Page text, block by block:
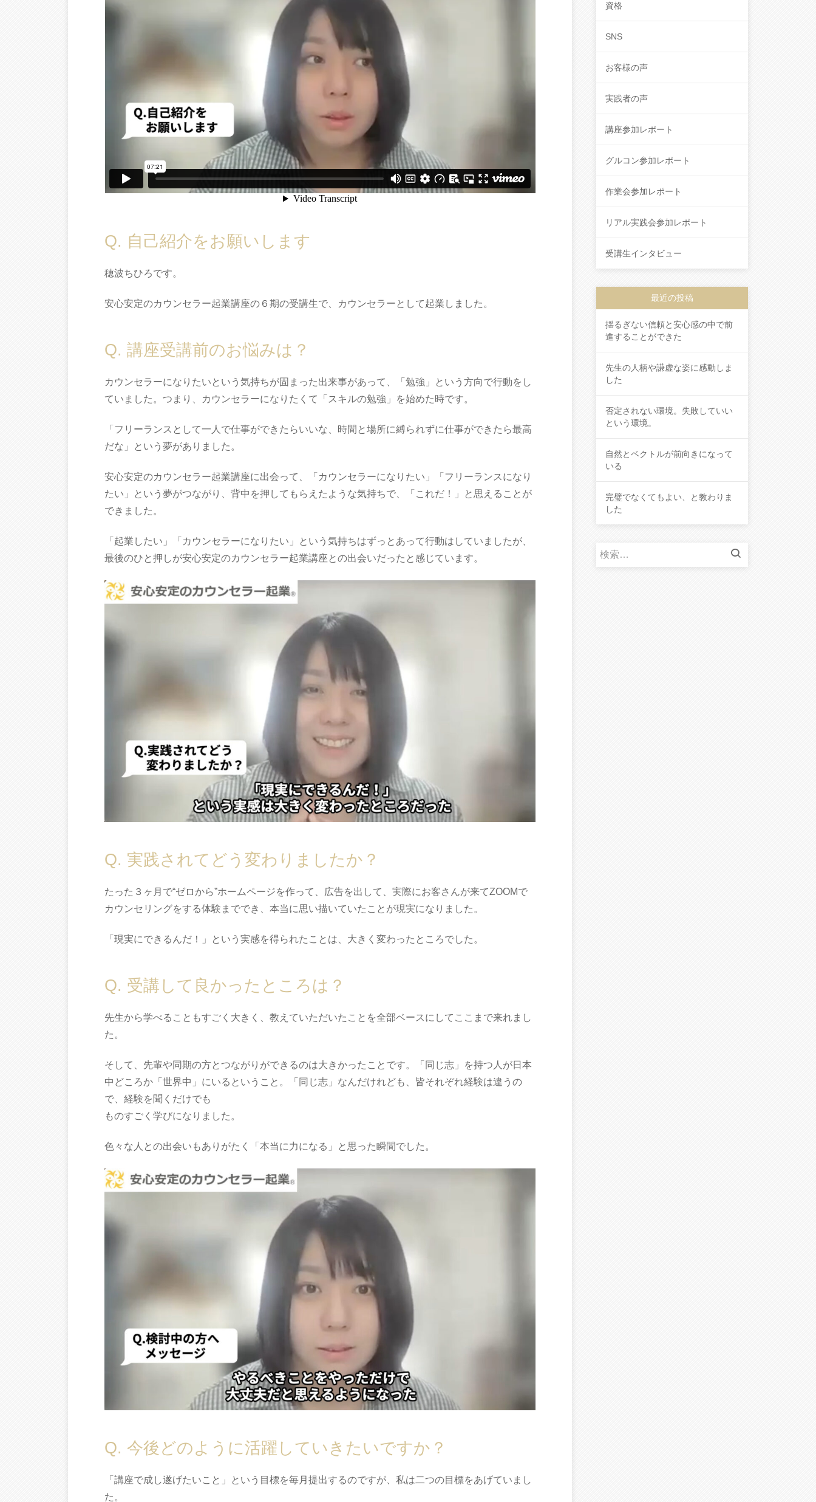
Q. 自己紹介をお願いします
穂波ちひろです。
安心安定のカウンセラー起業講座の６期の受講生で、カウンセラーとして起業しました。
Q. 講座受講前のお悩みは？
カウンセラーになりたいという気持ちが固まった出来事があって、「勉強」という方向で行動をし
ていました。つまり、カウンセラーになりたくて「スキルの勉強」を始めた時です。
「フリーランスとして一人で仕事ができたらいいな、時間と場所に縛られずに仕事ができたら最高
だな」という夢がありました。
安心安定のカウンセラー起業講座に出会って、「カウンセラーになりたい」「フリーランスになり
たい」という夢がつながり、背中を押してもらえたような気持ちで、「これだ！」と思えることが
できました。
「起業したい」「カウンセラーになりたい」という気持ちはずっとあって行動はしていましたが、
最後のひと押しが安心安定のカウンセラー起業講座との出会いだったと感じています。
Q. 実践されてどう変わりましたか？
たった３ヶ月で“ゼロから”ホームページを作って、広告を出して、実際にお客さんが来てZOOMで
カウンセリングをする体験まででき、本当に思い描いていたことが現実になりました。
「現実にできるんだ！」という実感を得られたことは、大きく変わったところでした。
Q. 受講して良かったところは？
先生から学べることもすごく大きく、教えていただいたことを全部ベースにしてここまで来れまし
た。
そして、先輩や同期の方とつながりができるのは大きかったことです。「同じ志」を持つ人が日本
中どころか「世界中」にいるということ。「同じ志」なんだけれども、皆それぞれ経験は違うの
で、経験を聞くだけでも
ものすごく学びになりました。
色々な人との出会いもありがたく「本当に力になる」と思った瞬間でした。
Q. 今後どのように活躍していきたいですか？
「講座で成し遂げたいこと」という目標を毎月提出するのですが、私は二つの目標をあげていまし
た。
資格
SNS
お客様の声
実践者の声
講座参加レポート
グルコン参加レポート
作業会参加レポート
リアル実践会参加レポート
受講生インタビュー
最近の投稿
揺るぎない信頼と安心感の中で前
進することができた
先生の人柄や謙虚な姿に感動しま
した
否定されない環境。失敗していい
という環境。
自然とベクトルが前向きになって
いる
完璧でなくてもよい、と教わりま
した
検
索